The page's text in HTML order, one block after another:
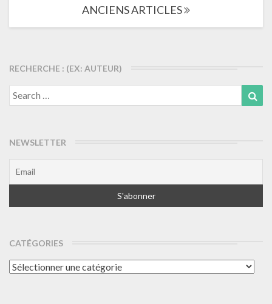
les
ANCIENS ARTICLES
RECHERCHE : (EX: AUTEUR)
Search
for:
NEWSLETTER
CATÉGORIES
Catégories